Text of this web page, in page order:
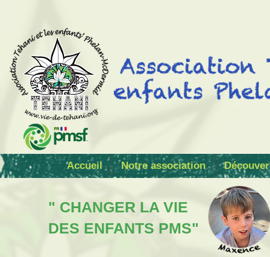
Accueil Notre association
" CHANGER LA VIE
DES ENFANTS PMS"